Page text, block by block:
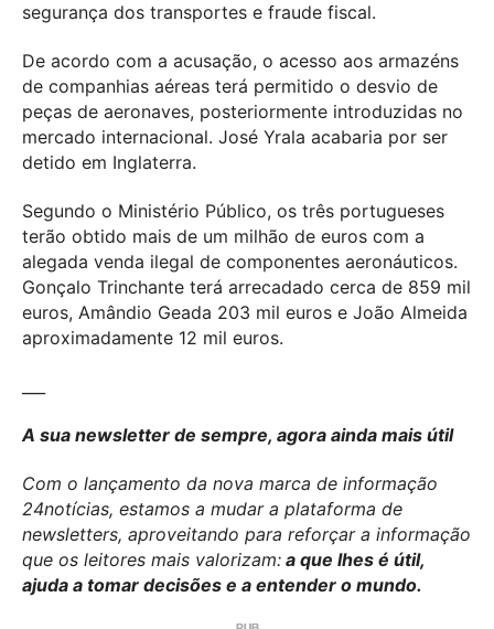
segurança dos transportes e fraude fiscal.
De acordo com a acusação, o acesso aos armazéns
de companhias aéreas terá permitido o desvio de
peças de aeronaves, posteriormente introduzidas no
mercado internacional. José Yrala acabaria por ser
detido em Inglaterra.
Segundo o Ministério Público, os três portugueses
terão obtido mais de um milhão de euros com a
alegada venda ilegal de componentes aeronáuticos.
Gonçalo Trinchante terá arrecadado cerca de 859 mil
euros, Amândio Geada 203 mil euros e João Almeida
aproximadamente 12 mil euros.
A sua newsletter de sempre, agora ainda mais útil
Com o lançamento da nova marca de informação
24notícias, estamos a mudar a plataforma de
newsletters, aproveitando para reforçar a informação
que os leitores mais valorizam: a que lhes é útil,
ajuda a tomar decisões e a entender o mundo.